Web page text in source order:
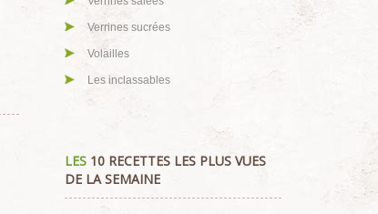
Verrines sucrées
Volailles
Les inclassables
LES 10 RECETTES LES PLUS VUES
DE LA SEMAINE